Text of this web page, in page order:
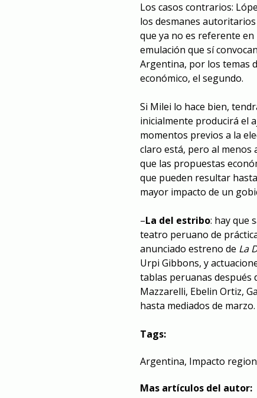
Los casos contrarios:
los desmanes
que ya no es referente
emulación que sí
Argentina, por los temas
económico, el segundo.
Si Milei lo hace bien,
inicialmente producirá el
momentos previos a la
claro está, pero al
que las propuestas
que pueden resultar
mayor impacto de un
–La del estribo: hay que
teatro peruano de
anunciado estreno de La
Urpi Gibbons, y
tablas peruanas después
Mazzarelli, Ebelin Ortiz,
hasta mediados de
Tags:
Argentina, Impacto
Mas artículos del autor: